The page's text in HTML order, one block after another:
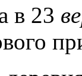
в 23